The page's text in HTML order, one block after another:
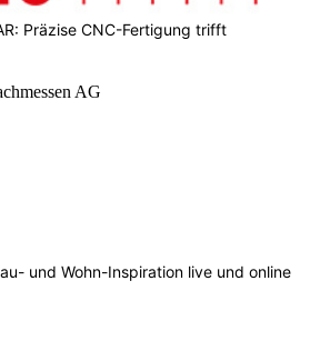
Präzise CNC-Fertigung trifft
und Wohn-Inspiration live und online